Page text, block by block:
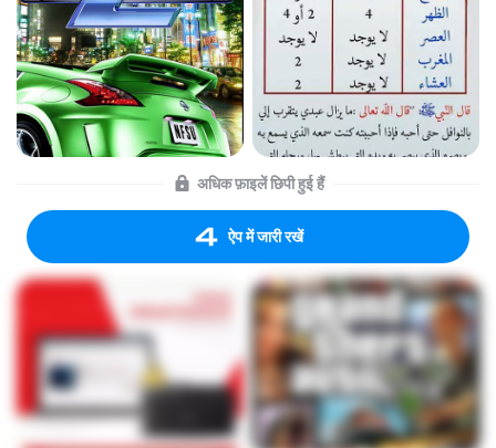
अधिक फ़ाइलें छिपी हुई हैं
ऐप में जारी रखें